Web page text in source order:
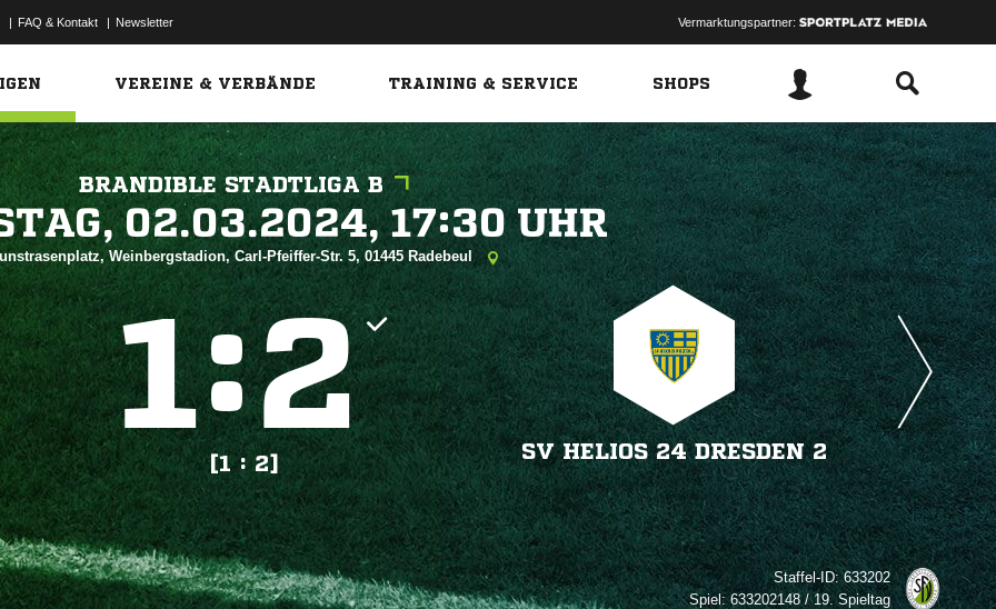
| FAQ & Kontakt | Newsletter Vermarktungspartner:
VEREINE & VERBÄNDE TRAINING & SERVICE SHOPS
BRANDIBLE STADTLIGA B
  
Weinbergstadion, Carl-Pfeiffer-Str. 5, 01445 Radebeul
:
[1 : 2]
SV HELIOS 24 DRESDEN 2
Staffel-ID:633202
Spiel:633202148 / 19. Spieltag